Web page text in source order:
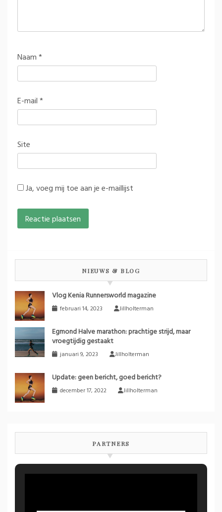
Naam*
E-mail*
Site
Ja, voeg mij toe aan je e-maillijst
NIEUWS & BLOG
Vlog Kenia Runnersworld magazine
februari 14, 2023 Jillholterman
Egmond Halve marathon: prachtige strijd, maar
vroegtijdig gestaakt
januari 9, 2023 Jillholterman
Update: geen bericht, goed bericht?
december 17, 2022 Jillholterman
PARTNERS